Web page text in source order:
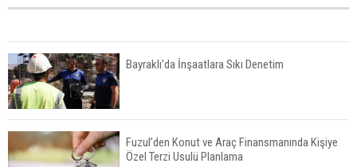
Bayraklı’da İnşaatlara Sıkı Denetim
Fuzul’den Konut ve Araç Finansmanında Kişiye
Özel Terzi Usulü Planlama